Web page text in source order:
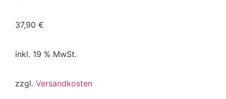
37,90 €
inkl. 19 % MwSt.
zzgl. Versandkosten